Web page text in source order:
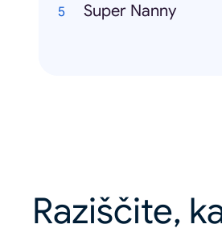
Super Nanny
Raziščite,